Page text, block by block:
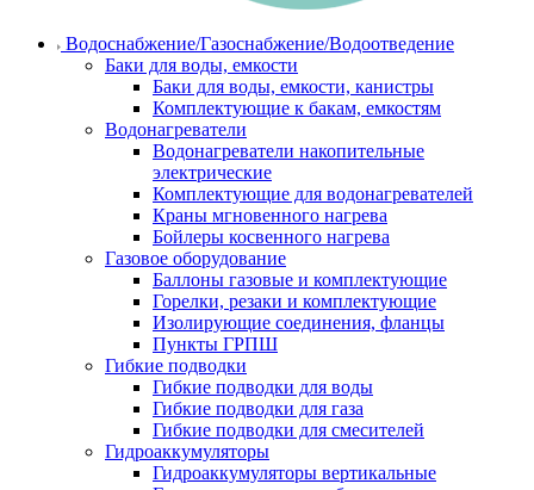
Водоснабжение/Газоснабжение/Водоотведение
Баки для воды, емкости
Баки для воды, емкости, канистры
Комплектующие к бакам, емкостям
Водонагреватели
Водонагреватели накопительные
электрические
Комплектующие для водонагревателей
Краны мгновенного нагрева
Бойлеры косвенного нагрева
Газовое оборудование
Баллоны газовые и комплектующие
Горелки, резаки и комплектующие
Изолирующие соединения, фланцы
Пункты ГРПШ
Гибкие подводки
Гибкие подводки для воды
Гибкие подводки для газа
Гибкие подводки для смесителей
Гидроаккумуляторы
Гидроаккумуляторы вертикальные